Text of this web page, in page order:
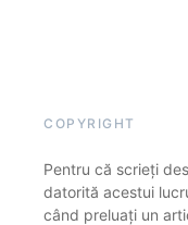
COPYRIGHT
Pentru că scrieți
datorită acestui
când preluați un